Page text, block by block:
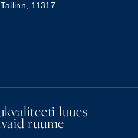
11317
luues
ruume